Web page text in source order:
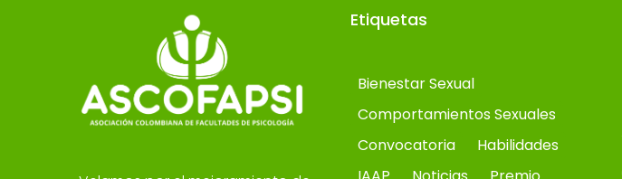
Etiquetas
Bienestar Sexual
Comportamientos Sexuales
Convocatoria
Habilidades